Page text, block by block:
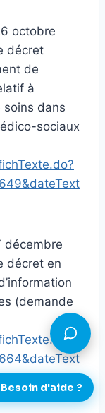
octobre
décret
de
à
soins dans
sociaux
décembre
décret en
(demande